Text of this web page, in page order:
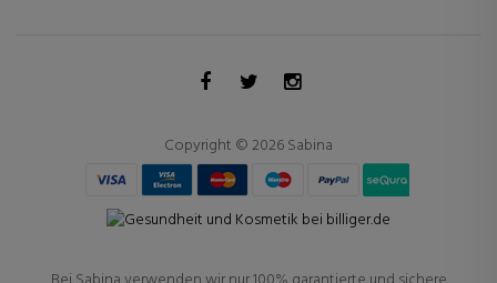
Copyright © 2026 Sabina